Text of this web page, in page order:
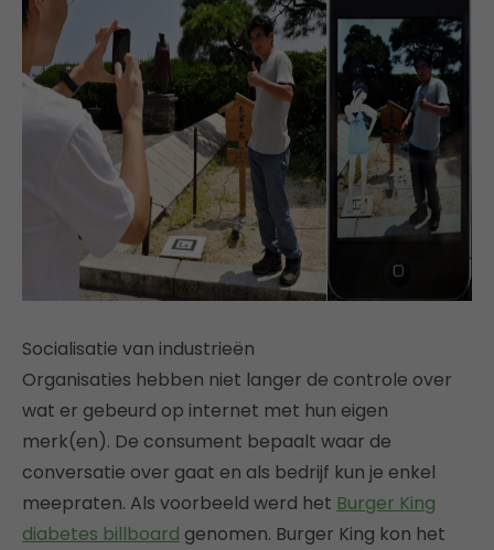
Socialisatie van industrieën
Organisaties hebben niet langer de controle over
wat er gebeurd op internet met hun eigen
merk(en). De consument bepaalt waar de
conversatie over gaat en als bedrijf kun je enkel
meepraten. Als voorbeeld werd het Burger King
diabetes billboard genomen. Burger King kon het